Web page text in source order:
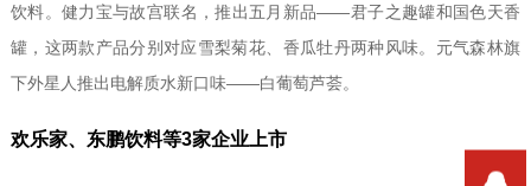
饮料。健力宝与故宫联名，推出五月新品——君子之趣罐和国色天香
罐，这两款产品分别对应雪梨菊花、香瓜牡丹两种风味。元气森林旗
下外星人推出电解质水新口味——白葡萄芦荟。
欢乐家、东鹏饮料等3家企业上市